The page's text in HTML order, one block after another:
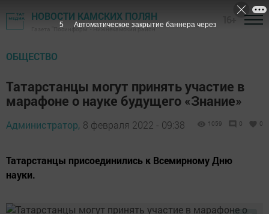
НОВОСТИ КАМСКИХ ПОЛЯН
Газета "Посинформ" - Нижнекамский район
ОБЩЕСТВО
Татарстанцы могут принять участие в
марафоне о науке будущего «Знание»
Администратор, 8 февраля 2022 - 09:38 1059 0 0
Татарстанцы присоединились к Всемирному Дню
науки.
4 Автоматическое закрытие баннера через